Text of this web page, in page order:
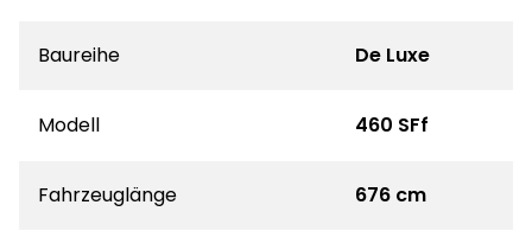
Baureihe De Luxe
Modell 460 SFf
Fahrzeuglänge 676 cm